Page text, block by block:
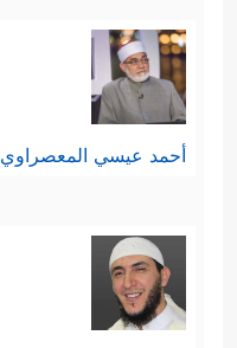
أحمد عيسي المعصراوي